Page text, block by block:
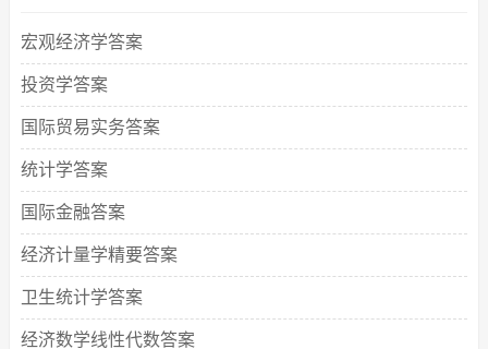
宏观经济学答案
投资学答案
国际贸易实务答案
统计学答案
国际金融答案
经济计量学精要答案
卫生统计学答案
经济数学线性代数答案